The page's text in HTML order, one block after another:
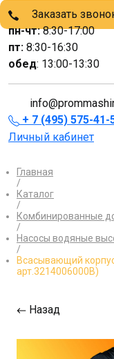
Заказать
пн-чт:8:30-17:00
пт: 8:30-16:30
обед: 13:00-13:30
+ 7 (495) 575-41-
Личный кабинет
Главная
/
Каталог
/
Комбинированные
/
Насосы водяные
/
Всасывающий
арт.3214006000B)
Назад